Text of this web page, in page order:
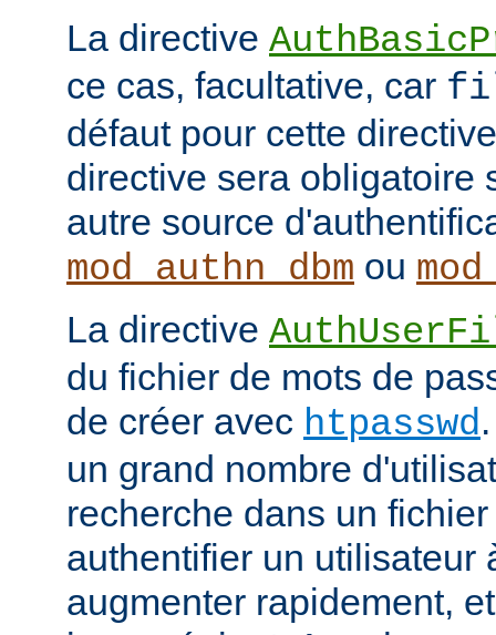
La directive
ce cas, facultative, car
défaut pour cette
directive sera obligatoire
autre source
mod_authn_dbm ou
La directive
du fichier de mots de
de créer avec htpasswd
un grand nombre
recherche dans un
authentifier un utilisateur
augmenter rapidement,